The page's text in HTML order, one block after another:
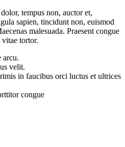
tempus non, auctor et,
sapien, tincidunt non, euismod
malesuada. Praesent congue
vitae tortor.
arcu.
velit.
in faucibus orci luctus et ultrices
congue